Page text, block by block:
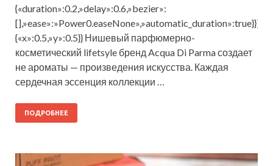
{«duration»:0.2,»delay»:0.6,»bezier»:
{«x»:0.5,»y»:0.5}} Нишевый парфюмерно-
косметический lifetsyle бренд Acqua Di Parma создает
не ароматы — произведения искусства. Каждая
сердечная эссенция коллекции …
ПОДРОБНЕЕ